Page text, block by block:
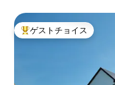
大好評のゲストチョイス
ゲストチョイス